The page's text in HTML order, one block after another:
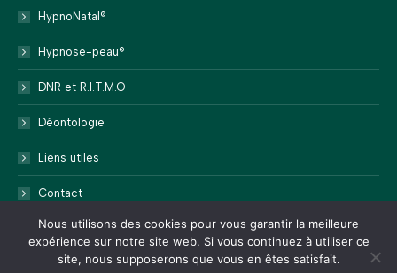
HypnoNatal®
Hypnose-peau®
DNR et R.I.T.M.O
Déontologie
Liens utiles
Contact
Nous utilisons des cookies pour vous garantir la meilleure
expérience sur notre site web. Si vous continuez à utiliser ce
site, nous supposerons que vous en êtes satisfait.